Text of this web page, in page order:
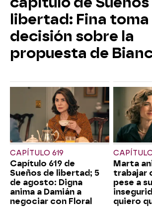
libertad: Fina toma
decisión sobre la
propuesta de
CAPÍTULO 619
Capítulo 619 de
Sueños de libertad; 5
de agosto: Digna
anima a Damián a
negociar con Floral
Marta
trabajar
pese a
quiero